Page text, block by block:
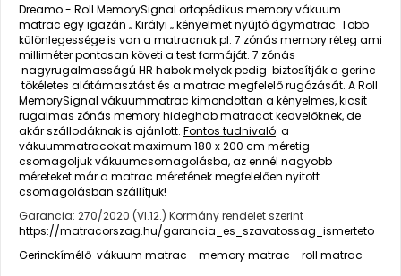
Dreamo - Roll MemorySignal ortopédikus memory vákuum
matrac egy igazán „ Királyi „ kényelmet nyújtó ágymatrac. Több
különlegessége is van a matracnak pl: 7 zónás memory réteg ami
milliméter pontosan követi a test formáját. 7 zónás
nagyrugalmasságú HR habok melyek pedig biztosítják a gerinc
tökéletes alátámasztást és a matrac megfelelő rugózását. A Roll
MemorySignal vákuummatrac kimondottan a kényelmes, kicsit
rugalmas zónás memory hideghab matracot kedvelőknek, de
akár szállodáknak is ajánlott. Fontos tudnivaló: a
vákuummatracokat maximum 180 x 200 cm méretig
csomagoljuk vákuumcsomagolásba, az ennél nagyobb
méreteket már a matrac méretének megfelelően nyitott
csomagolásban szállítjuk!
Garancia: 270/2020 (VI.12.) Kormány rendelet szerint
https://matracorszag.hu/garancia_es_szavatossag_ismerteto
Gerinckímélő vákuum matrac - memory matrac - roll matrac